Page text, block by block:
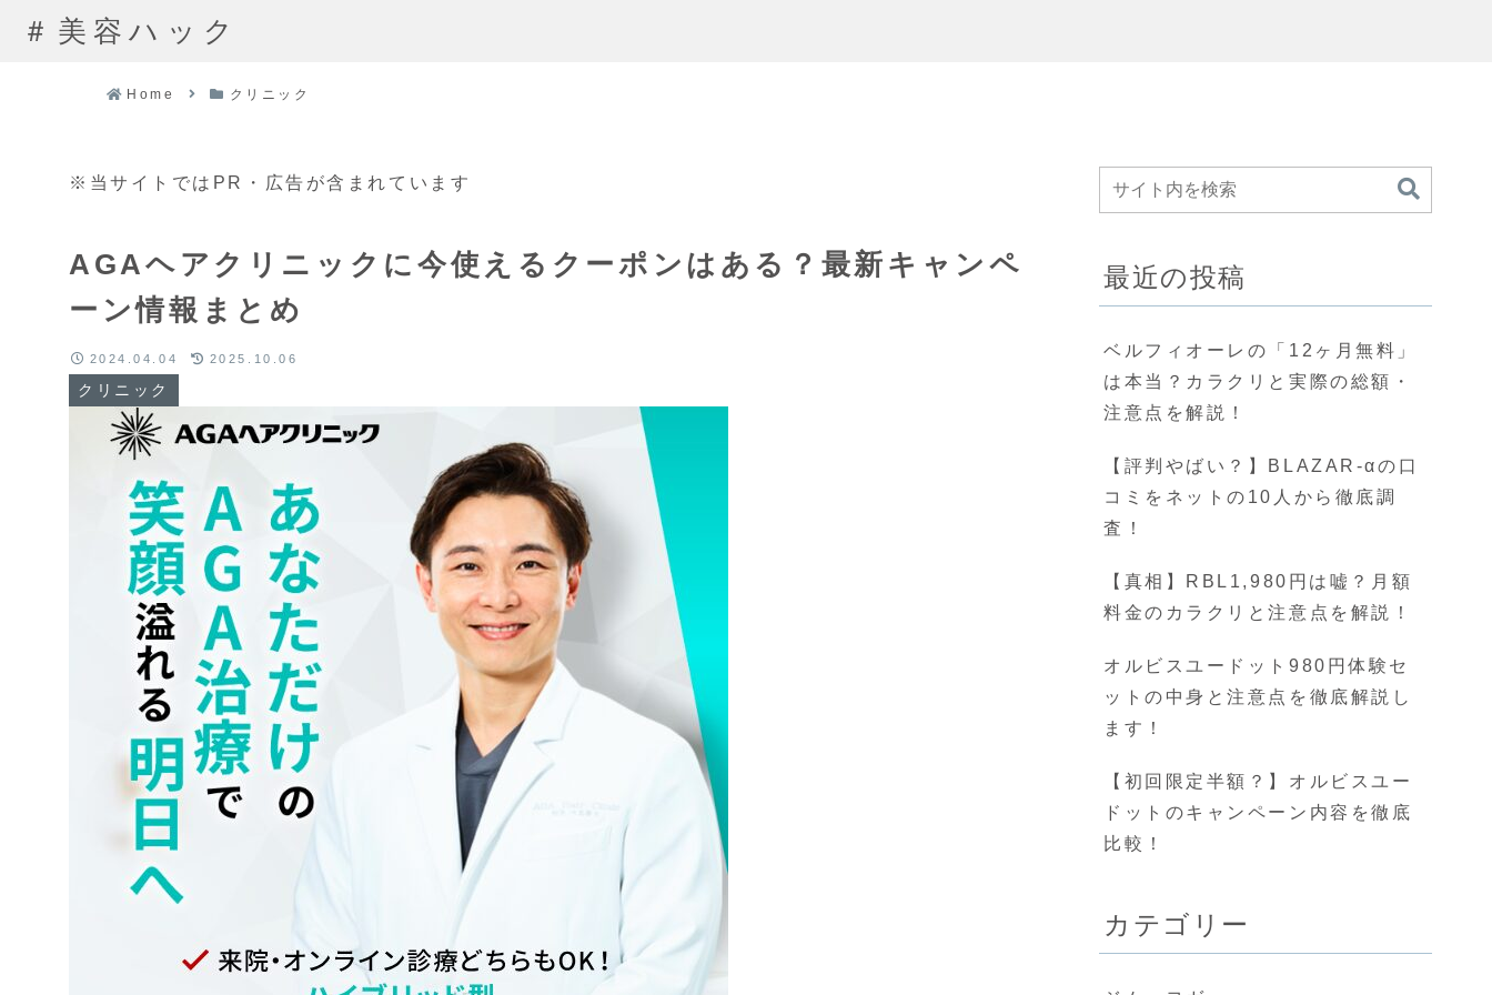
＃美容ハック
Home クリニック
※当サイトではPR・広告が含まれています
AGAヘアクリニックに今使えるクーポンはある？最新キャンペ
ーン情報まとめ
クリニック
2024.04.04 2025.10.06
最近の投稿
ベルフィオーレの「12ヶ月無料」
は本当？カラクリと実際の総額・
注意点を解説！
【評判やばい？】BLAZAR-αの口
コミをネットの10人から徹底調
査！
【真相】RBL1,980円は嘘？月額
料金のカラクリと注意点を解説！
オルビスユードット980円体験セ
ットの中身と注意点を徹底解説し
ます！
【初回限定半額？】オルビスユー
ドットのキャンペーン内容を徹底
比較！
カテゴリー